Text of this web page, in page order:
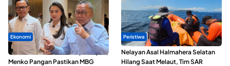
Ekonomi
SPPG di Maluku Utara Dipercepat,
Menko Pangan Pastikan MBG
Peristiwa
Nelayan Asal Halmahera Selatan
Hilang Saat Melaut, Tim SAR